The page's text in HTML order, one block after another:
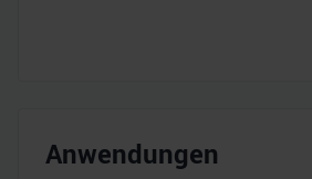
Anwendungen